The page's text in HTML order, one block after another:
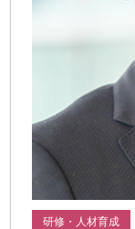
研修・人材育成